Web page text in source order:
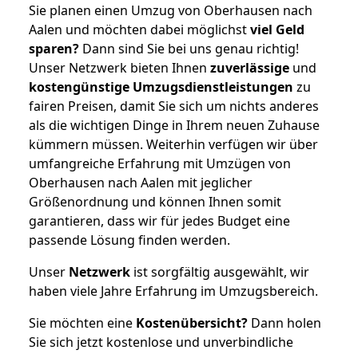
Sie planen einen Umzug von Oberhausen nach
Aalen und möchten dabei möglichstviel Geld
sparen? Dann sind Sie bei uns genau richtig!
Unser Netzwerk bieten Ihnen zuverlässige und
kostengünstige Umzugsdienstleistungen zu
fairen Preisen, damit Sie sich um nichts anderes
als die wichtigen Dinge in Ihrem neuen Zuhause
kümmern müssen. Weiterhin verfügen wir über
umfangreiche Erfahrung mit Umzügen von
Oberhausen nach Aalen mit jeglicher
Größenordnung und können Ihnen somit
garantieren, dass wir für jedes Budget eine
passende Lösung finden werden.
Unser Netzwerk ist sorgfältig ausgewählt, wir
haben viele Jahre Erfahrung im Umzugsbereich.
Sie möchten eine Kostenübersicht? Dann holen
Sie sich jetzt kostenlose und unverbindliche